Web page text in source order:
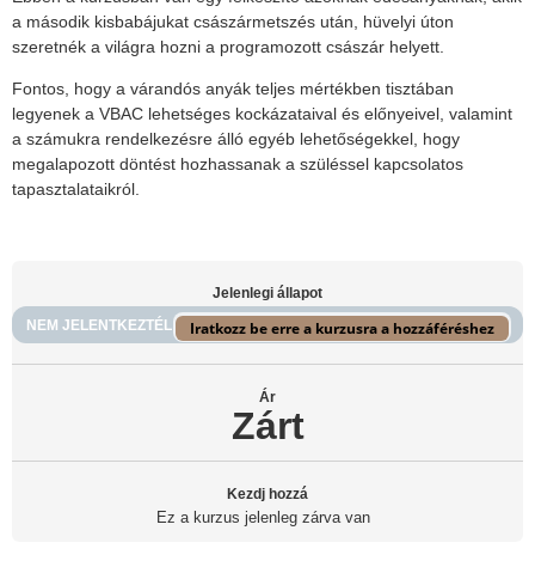
a második kisbabájukat császármetszés után, hüvelyi úton
szeretnék a világra hozni a programozott császár helyett.
Fontos, hogy a várandós anyák teljes mértékben tisztában
legyenek a VBAC lehetséges kockázataival és előnyeivel, valamint
a számukra rendelkezésre álló egyéb lehetőségekkel, hogy
megalapozott döntést hozhassanak a szüléssel kapcsolatos
tapasztalataikról.
Jelenlegi állapot
NEM JELENTKEZTÉL
Iratkozz be erre a kurzusra a hozzáféréshez
Ár
Zárt
Kezdj hozzá
Ez a kurzus jelenleg zárva van